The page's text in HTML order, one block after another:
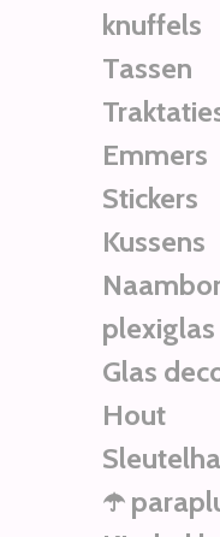
knuffels
Tassen
Emmers
Stickers
Kussens
plexiglas
Glas
Hout
☂️